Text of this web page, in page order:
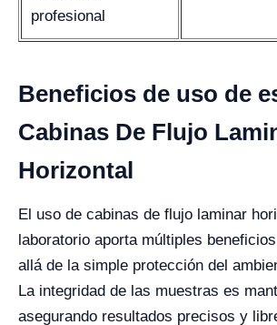
profesional
Beneficios de uso de
Cabinas De Flujo
Horizontal
El uso de cabinas de flujo laminar
laboratorio aporta múltiples
allá de la simple protección del
La integridad de las muestras es
asegurando resultados precisos y